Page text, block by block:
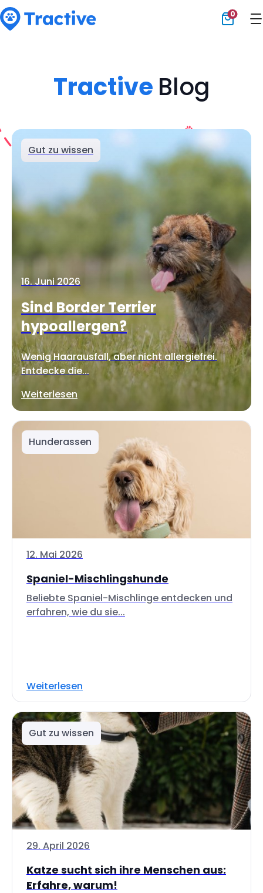
0
Tractive Blog
Gut zu wissen
16. Juni 2026
Sind Border Terrier
hypoallergen?
Wenig Haarausfall, aber nicht allergiefrei.
Entdecke die...
Weiterlesen
Hunderassen
12. Mai 2026
Spaniel-Mischlingshunde
Beliebte Spaniel-Mischlinge entdecken und
erfahren, wie du sie...
Weiterlesen
Gut zu wissen
29. April 2026
Katze sucht sich ihre Menschen aus:
Erfahre, warum!